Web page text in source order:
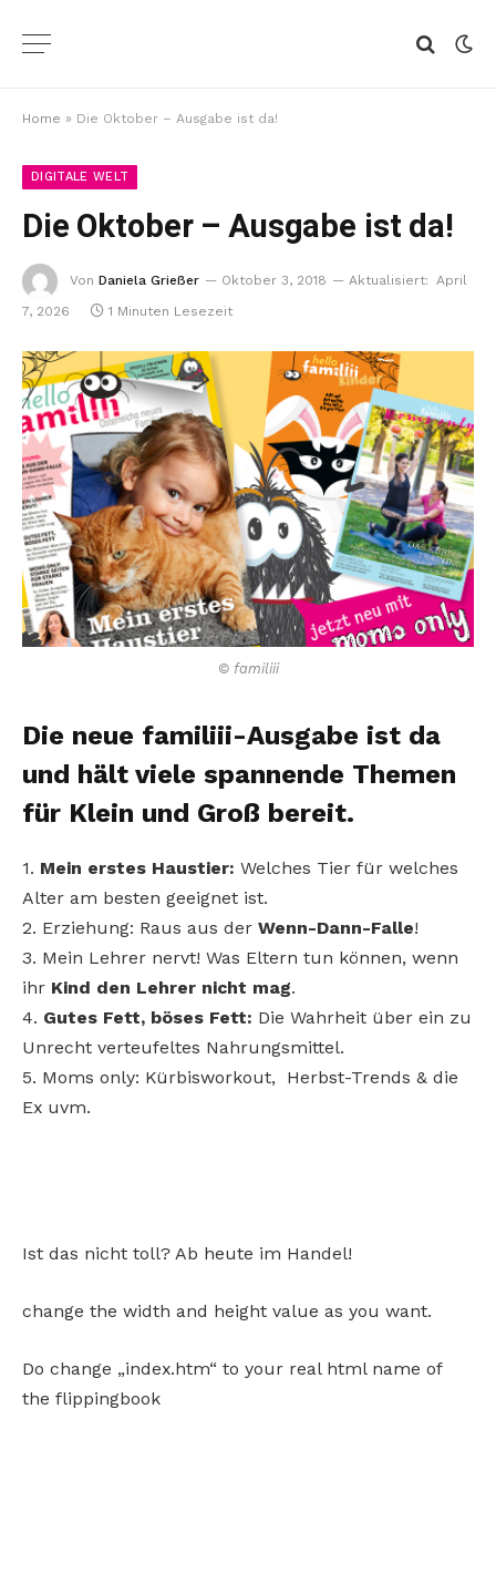
Home » Die Oktober – Ausgabe ist da!
DIGITALE WELT
Die Oktober – Ausgabe ist da!
Von Daniela Grießer Oktober 3, 2018 Aktualisiert: April
7, 2026
1 Minuten Lesezeit
© familiii
Die neue familiii-Ausgabe ist da
und hält viele spannende Themen
für Klein und Groß bereit.
1. Mein erstes Haustier: Welches Tier für welches
Alter am besten geeignet ist.
2. Erziehung: Raus aus der Wenn-Dann-Falle!
3. Mein Lehrer nervt! Was Eltern tun können, wenn
ihr Kind den Lehrer nicht mag.
4. Gutes Fett, böses Fett: Die Wahrheit über ein zu
Unrecht verteufeltes Nahrungsmittel.
5. Moms only: Kürbisworkout, Herbst-Trends & die
Ex uvm.
Ist das nicht toll? Ab heute im Handel!
change the width and height value as you want.
Do change „index.htm“ to your real html name of
the flippingbook